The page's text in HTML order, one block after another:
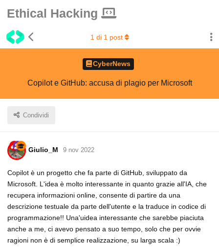
Ethical Hacking
CyberNews
Copilot e GitHub: accusa di plagio per Microsoft
Condividi
1 di 1 post
Giulio_M 9 nov 2022
Copilot è un progetto che fa parte di GitHub, sviluppato da
Microsoft. L'idea è molto interessante in quanto grazie all'IA, che
recupera informazioni online, consente di partire da una
descrizione testuale da parte dell'utente e la traduce in codice di
programmazione!! Una'uidea interessante che sarebbe piaciuta
anche a me, ci avevo pensato a suo tempo, solo che per ovvie
ragioni non è di semplice realizzazione, su larga scala :)